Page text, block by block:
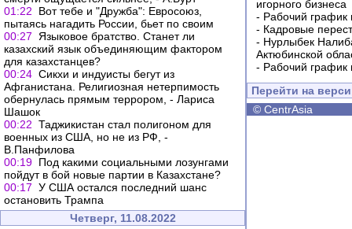
01:22
Вот тебе и "Дружба": Евросоюз,
пытаясь нагадить России, бьет по своим
00:27
Языковое братство. Станет ли
казахский язык объединяющим фактором
для казахстанцев?
00:24 Сикхи и индуисты бегут из
Афганистана. Религиозная нетерпимость
обернулась прямым террором, - Лариса
Шашок
00:22 Таджикистан стал полигоном для
военных из США, но не из РФ, -
В.Панфилова
00:19 Под какими социальными лозунгами
пойдут в бой новые партии в Казахстане?
00:17 У США остался последний шанс
остановить Трампа
Четверг, 11.08.2022
игорного бизнеса
- Рабочий график
- Кадровые
- Нурлыбек
Актюбинской
- Рабочий график
Перейти на
© CentrAsia